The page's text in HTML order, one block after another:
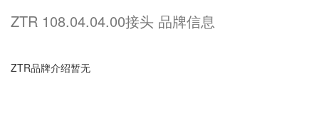
ZTR 108.04.04.00接头 品牌信息
ZTR品牌介绍暂无